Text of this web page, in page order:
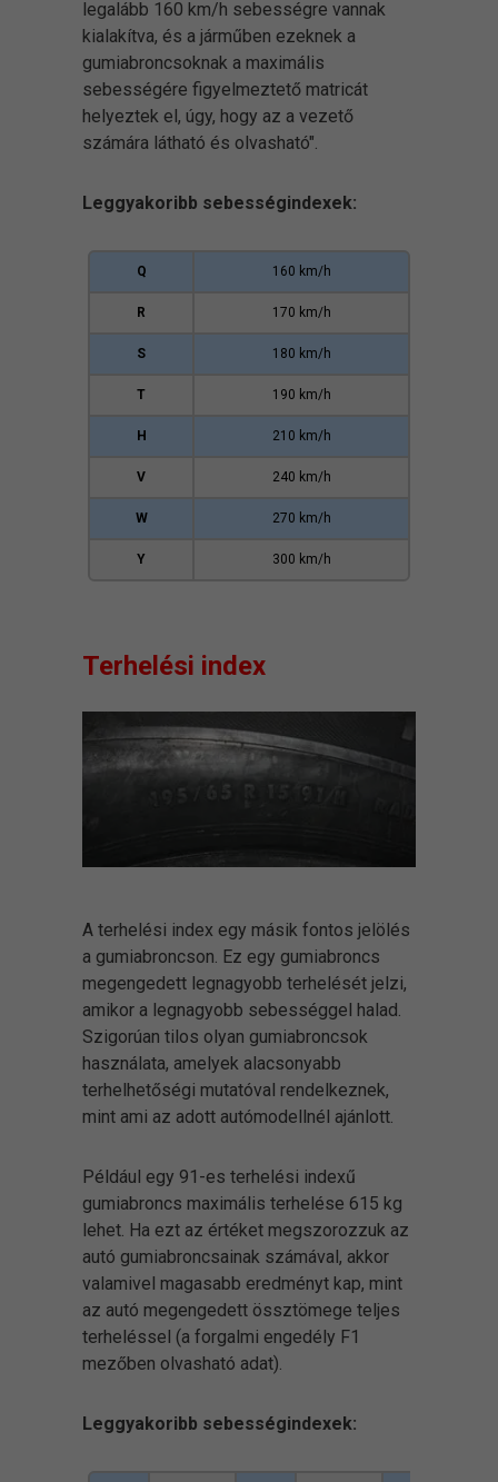
legalább 160 km/h sebességre vannak
kialakítva, és a járműben ezeknek a
gumiabroncsoknak a maximális
sebességére figyelmeztető matricát
helyeztek el, úgy, hogy az a vezető
számára látható és olvasható".
Leggyakoribb sebességindexek:
Q 160 km/h
R 170 km/h
S 180 km/h
T 190 km/h
H 210 km/h
V 240 km/h
W 270 km/h
Y 300 km/h
Terhelési index
A terhelési index egy másik fontos jelölés
a gumiabroncson. Ez egy gumiabroncs
megengedett legnagyobb terhelését jelzi,
amikor a legnagyobb sebességgel halad.
Szigorúan tilos olyan gumiabroncsok
használata, amelyek alacsonyabb
terhelhetőségi mutatóval rendelkeznek,
mint ami az adott autómodellnél ajánlott.
Például egy 91-es terhelési indexű
gumiabroncs maximális terhelése 615 kg
lehet. Ha ezt az értéket megszorozzuk az
autó gumiabroncsainak számával, akkor
valamivel magasabb eredményt kap, mint
az autó megengedett össztömege teljes
terheléssel (a forgalmi engedély F1
mezőben olvasható adat).
Leggyakoribb sebességindexek: